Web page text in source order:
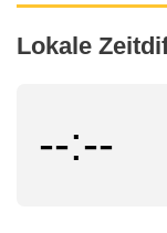
Lokale
--:--